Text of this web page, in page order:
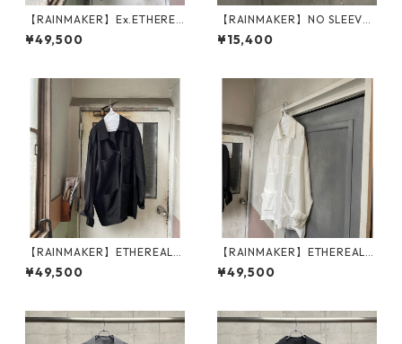
【RAINMAKER】Ex.ETHEREA
L EASY TROUSERS_BLACK
¥49,500
【RAINMAKER】NO SLEEVE
TEE_WHITE
¥15,400
【RAINMAKER】ETHEREAL
WORK SHIRT_BLACK
¥49,500
【RAINMAKER】ETHEREAL
WORK SHIRT_WHITE
¥49,500